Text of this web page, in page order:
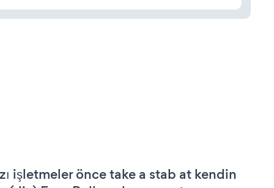
işletmeler önce take a stab at kendin